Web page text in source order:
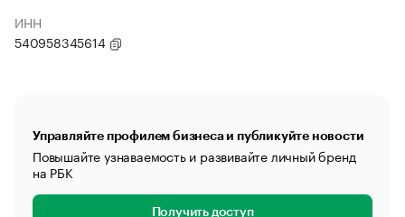
ИНН
540958345614
Управляйте профилем бизнеса и публикуйте новости
Повышайте узнаваемость и развивайте личный бренд
на РБК
Получить доступ